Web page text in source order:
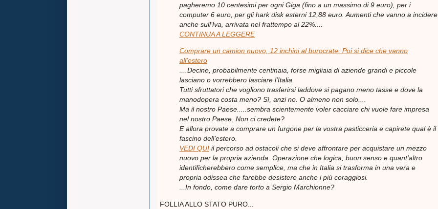
pagheremo 10 centesimi per ogni Giga (fino a un massimo di 9 euro), per i
computer 6 euro, per gli hark disk esterni 12,88 euro. Aumenti che vanno a incidere
anche sull’Iva, arrivata nel frattempo al 22%....
CONTINUA A LEGGERE
Comprare un camion nuovo, 12 inchini al burocrate. Poi si dice che vanno
all’estero
....Decine, probabilmente centinaia, forse migliaia di aziende grandi e piccole
lasciano o vorrebbero lasciare l’Italia.
Tutti sfruttatori che vogliono trasferirsi laddove si pagano meno tasse e dove la
manodopera costa meno? Sì, anzi no. O almeno non solo....
Ma il nostro Paese.....sembra scientemente voler cacciare chi vuole fare impresa
nel nostro Paese. Non ci credete?
E allora provate a comprare un furgone per la vostra pasticceria e capirete qual è il
fascino dell’estero.
VEDI QUI il percorso ad ostacoli che si deve affrontare per acquistare un mezzo
nuovo per la propria azienda. Operazione che logica, buon senso e quant’altro
identificherebbero come semplice, ma che in Italia si trasforma in una vera e
propria odissea che farebbe desistere anche i più coraggiosi.
...In fondo, come dare torto a Sergio Marchionne?
FOLLIA ALLO STATO PURO...